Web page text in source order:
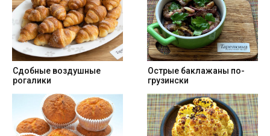
Cдобные воздушные
рогалики
Острые баклажаны по-
грузински